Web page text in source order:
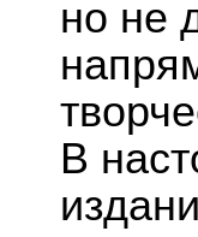
но не
В